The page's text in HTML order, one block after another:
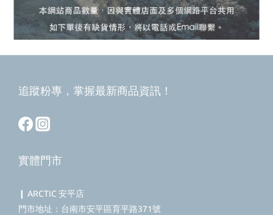
追蹤粉專，掌握最新商品資訊！
實體門市
❙ ARCTIC 安平店
門市地址：台南市安平區育平路371號